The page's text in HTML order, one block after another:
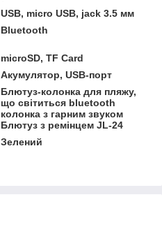
USB, micro USB, jack 3.5 мм
Bluetooth
microSD, TF Card
Акумулятор, USB-порт
Блютуз-колонка для пляжу,
що світиться bluetooth
колонка з гарним звуком
Блютуз з ремінцем JL-24
Зелений